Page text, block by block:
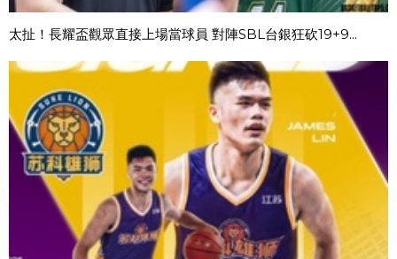
太扯！長耀盃觀眾直接上場當球員 對陣SBL台銀狂砍19+9...